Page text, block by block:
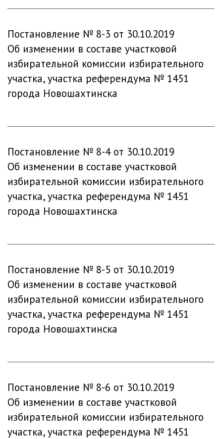
Постановление № 8-3 от 30.10.2019
Об изменении в составе участковой
избирательной комиссии избирательного
участка, участка референдума № 1451
города Новошахтинска
Постановление № 8-4 от 30.10.2019
Об изменении в составе участковой
избирательной комиссии избирательного
участка, участка референдума № 1451
города Новошахтинска
Постановление № 8-5 от 30.10.2019
Об изменении в составе участковой
избирательной комиссии избирательного
участка, участка референдума № 1451
города Новошахтинска
Постановление № 8-6 от 30.10.2019
Об изменении в составе участковой
избирательной комиссии избирательного
участка, участка референдума № 1451